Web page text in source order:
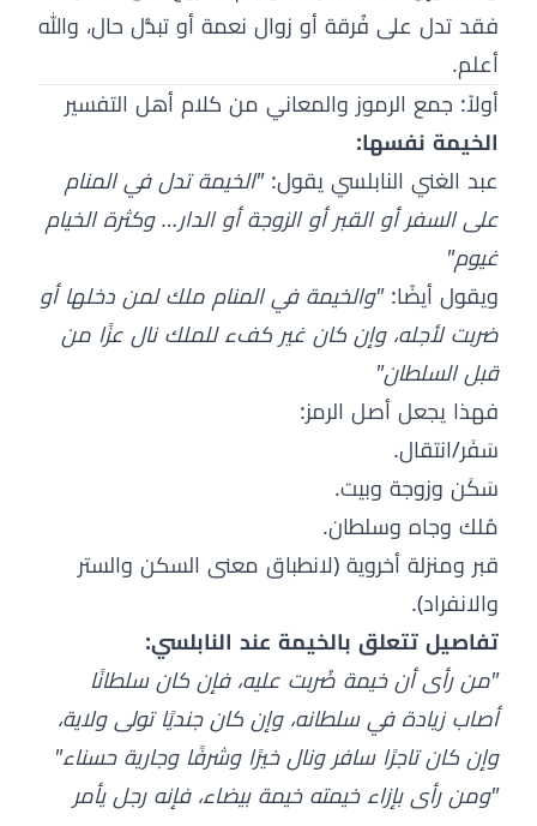
فقد تدل على فُرقة أو زوال نعمة أو تبدُّل حال، والله
أعلم.
أولاً: جمع الرموز والمعاني من كلام أهل التفسير
الخيمة نفسها:
عبد الغني النابلسي يقول:"الخيمة تدل في المنام
على السفر أو القبر أو الزوجة أو الدار… وكثرة الخيام
غيوم"
ويقول أيضًا:"والخيمة في المنام ملك لمن دخلها أو
ضربت لأجله، وإن كان غير كفء للملك نال عزًا من
قبل السلطان"
فهذا يجعل أصل الرمز:
سَفَر/انتقال.
سَكَن وزوجة وبيت.
مُلك وجاه وسلطان.
قبر ومنزلة أخروية (لانطباق معنى السكن والستر
والانفراد).
تفاصيل تتعلق بالخيمة عند النابلسي:
"من رأى أن خيمة ضُربت عليه، فإن كان سلطانًا
أصاب زيادة في سلطانه، وإن كان جنديًا تولى ولاية،
وإن كان تاجرًا سافر ونال خيرًا وشرفًا وجارية حسناء"
"ومن رأى بإزاء خيمته خيمة بيضاء، فإنه رجل يأمر